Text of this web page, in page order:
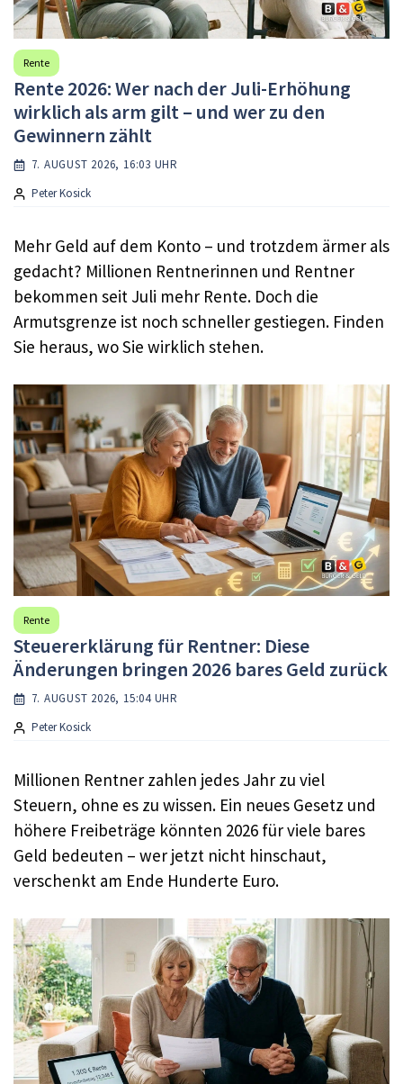
Rente
Rente 2026: Wer nach der Juli-Erhöhung
wirklich als arm gilt – und wer zu den
Gewinnern zählt
7. AUGUST 2026, 16:03 UHR
Peter Kosick
Mehr Geld auf dem Konto – und trotzdem ärmer als
gedacht? Millionen Rentnerinnen und Rentner
bekommen seit Juli mehr Rente. Doch die
Armutsgrenze ist noch schneller gestiegen. Finden
Sie heraus, wo Sie wirklich stehen.
Rente
Steuererklärung für Rentner: Diese
Änderungen bringen 2026 bares Geld zurück
7. AUGUST 2026, 15:04 UHR
Peter Kosick
Millionen Rentner zahlen jedes Jahr zu viel
Steuern, ohne es zu wissen. Ein neues Gesetz und
höhere Freibeträge könnten 2026 für viele bares
Geld bedeuten – wer jetzt nicht hinschaut,
verschenkt am Ende Hunderte Euro.